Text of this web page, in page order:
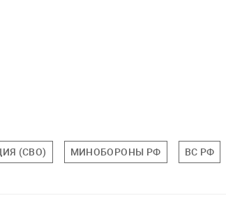
(СВО) МИНОБОРОНЫ РФ ВС РФ